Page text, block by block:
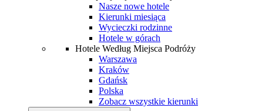
Nasze nowe hotele
Kierunki miesiąca
Wycieczki rodzinne
Hotele w górach
Hotele Według Miejsca Podróży
Warszawa
Kraków
Gdańsk
Polska
Zobacz wszystkie kierunki